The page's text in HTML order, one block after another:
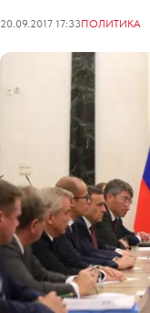
20.09.2017 17:33ПОЛИТИКА